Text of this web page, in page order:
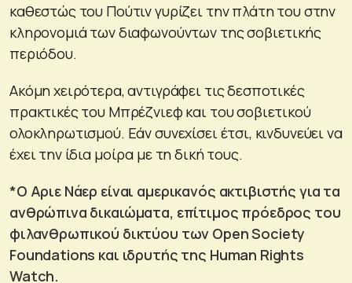
καθεστώς του Πούτιν γυρίζει την πλάτη του στην
κληρονομιά των διαφωνούντων της σοβιετικής
περιόδου.
Ακόμη χειρότερα, αντιγράφει τις δεσποτικές
πρακτικές του Μπρέζνιεφ και του σοβιετικού
ολοκληρωτισμού. Εάν συνεχίσει έτσι, κινδυνεύει να
έχει την ίδια μοίρα με τη δική τους.
*Ο Αριε Νάερ είναι αμερικανός ακτιβιστής για τα
ανθρώπινα δικαιώματα, επίτιμος πρόεδρος του
φιλανθρωπικού δικτύου των Open Society
Foundations και ιδρυτής της Human Rights
Watch.